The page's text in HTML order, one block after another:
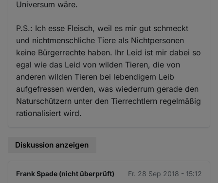
Universum wäre.
P.S.: Ich esse Fleisch, weil es mir gut schmeckt
und nichtmenschliche Tiere als Nichtpersonen
keine Bürgerrechte haben. Ihr Leid ist mir dabei so
egal wie das Leid von wilden Tieren, die von
anderen wilden Tieren bei lebendigem Leib
aufgefressen werden, was wiederrum gerade den
Naturschützern unter den Tierrechtlern regelmäßig
rationalisiert wird.
Diskussion anzeigen
Frank Spade (nicht überprüft) Fr. 28 Sep 2018 - 15:12